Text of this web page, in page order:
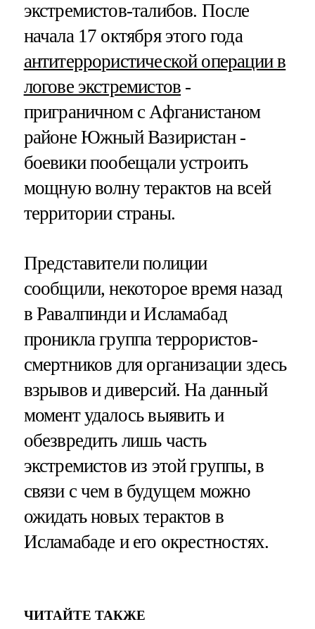
экстремистов-талибов. После
начала 17 октября этого года
антитеррористической операции в
логове экстремистов -
приграничном с Афганистаном
районе Южный Вазиристан -
боевики пообещали устроить
мощную волну терактов на всей
территории страны.
Представители полиции
сообщили, некоторое время назад
в Равалпинди и Исламабад
проникла группа террористов-
смертников для организации здесь
взрывов и диверсий. На данный
момент удалось выявить и
обезвредить лишь часть
экстремистов из этой группы, в
связи с чем в будущем можно
ожидать новых терактов в
Исламабаде и его окрестностях.
ЧИТАЙТЕ ТАКЖЕ